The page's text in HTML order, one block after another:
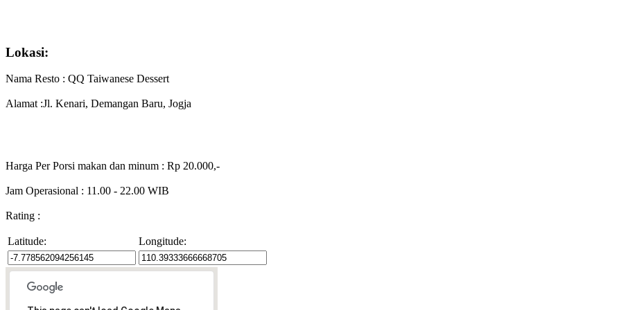
Lokasi:
Nama Resto : QQ Taiwanese Dessert
Alamat :Jl. Kenari, Demangan Baru, Jogja
Harga Per Porsi makan dan minum : Rp 20.000,-
Jam Operasional : 11.00 - 22.00 WIB
Rating :
Latitude: Longitude: